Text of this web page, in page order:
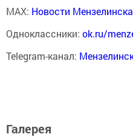
MAX: Новости
Одноклассники: ok.ru/
Telegram-канал:
Галерея